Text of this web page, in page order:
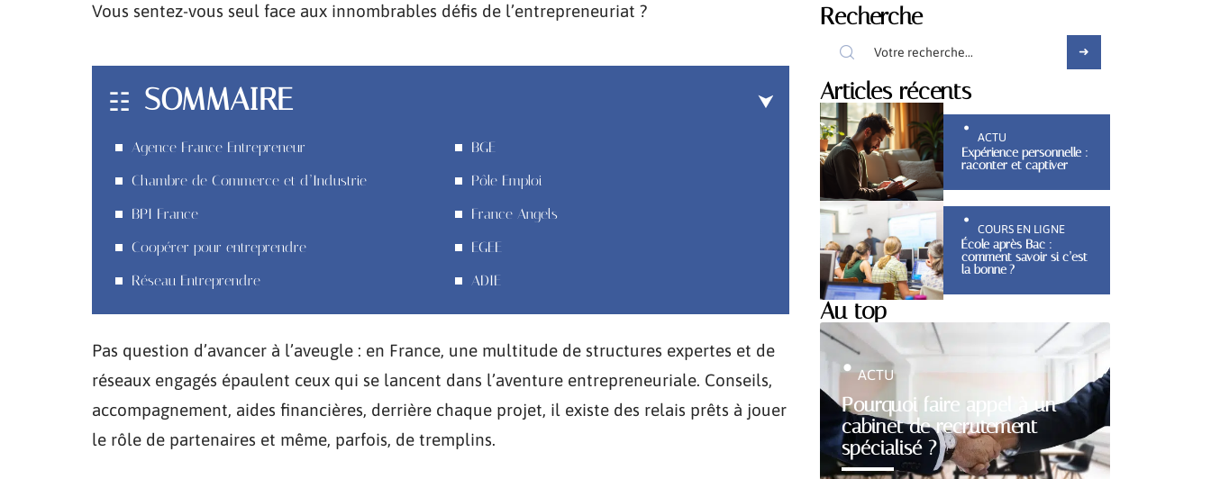
Vous sentez-vous seul face aux innombrables défis de l’entrepreneuriat ?
SOMMAIRE
Agence France Entrepreneur
Chambre de Commerce et d’Industrie
BPI France
Coopérer pour entreprendre
Réseau Entreprendre
BGE
Pôle Emploi
France Angels
EGEE
ADIE
Pas question d’avancer à l’aveugle : en France, une multitude de structures expertes et de
réseaux engagés épaulent ceux qui se lancent dans l’aventure entrepreneuriale. Conseils,
accompagnement, aides financières, derrière chaque projet, il existe des relais prêts à jouer
le rôle de partenaires et même, parfois, de tremplins.
Recherche
Articles récents
ACTU
Expérience personnelle :
raconter et captiver
COURS EN LIGNE
École après Bac :
comment savoir si c’est
la bonne ?
Au top
Pourquoi faire appel à un
cabinet de recrutement
spécialisé ?
ACTU